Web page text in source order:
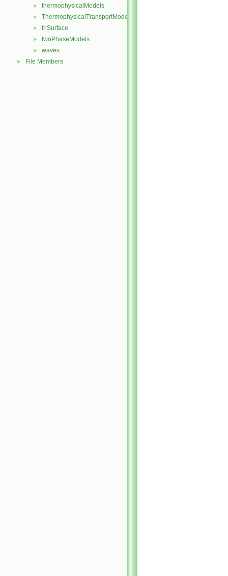
► thermophysicalModels
► ThermophysicalTransportModels
► triSurface
► twoPhaseModels
► waves
► File Members